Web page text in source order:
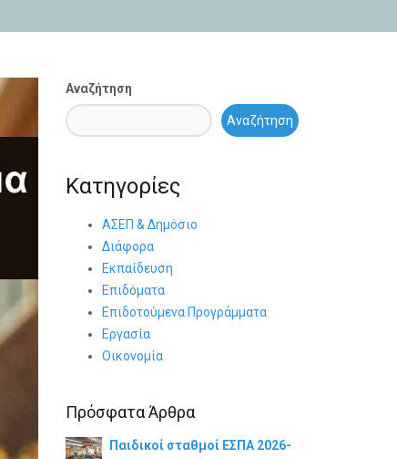
Αναζήτηση
Αναζήτηση
Κατηγορίες
ΑΣΕΠ & Δημόσιο
Διάφορα
Εκπαίδευση
Επιδόματα
Επιδοτούμενα Προγράμματα
Εργασία
Οικονομία
Πρόσφατα Άρθρα
Παιδικοί σταθμοί ΕΣΠΑ 2026-